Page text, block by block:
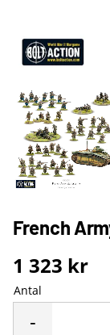
French
1 323 kr
Antal
-